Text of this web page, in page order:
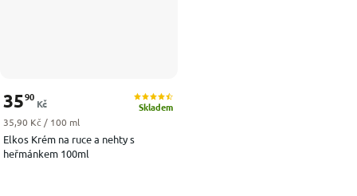
Elkos Krém na ruce a nehty s
heřmánkem 100ml
Skladem
3590
Kč
Měrná cena:
35,90 Kč / 100 ml